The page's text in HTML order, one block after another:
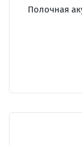
Полочная